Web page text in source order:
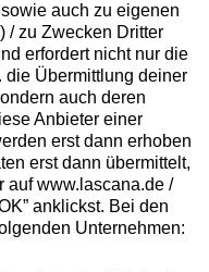
auch zu eigenen
/ zu Zwecken Dritter
erfordert nicht nur die
die Übermittlung deiner
auch deren
Anbieter einer
erst dann erhoben
erst dann übermittelt,
auf www.lascana.de /
anklickst. Bei den
Unternehmen: